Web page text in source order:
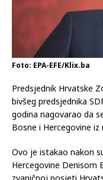
Foto: EPA-EFE/Klix.ba
Predsjednik Hrvatske
bivšeg predsjednika
godina nagovarao da
Bosne i Hercegovine